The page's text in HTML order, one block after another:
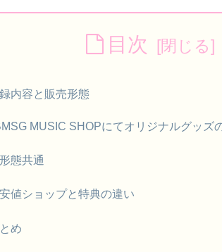
目次
内容と販売形態
MUSIC SHOPにてオリジナルグッズ
態共通
値ショップと特典の違い
め